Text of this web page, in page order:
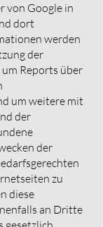
von Google in
dort
werden
der
Reports über
um weitere mit
der
der
zu
diese
an Dritte